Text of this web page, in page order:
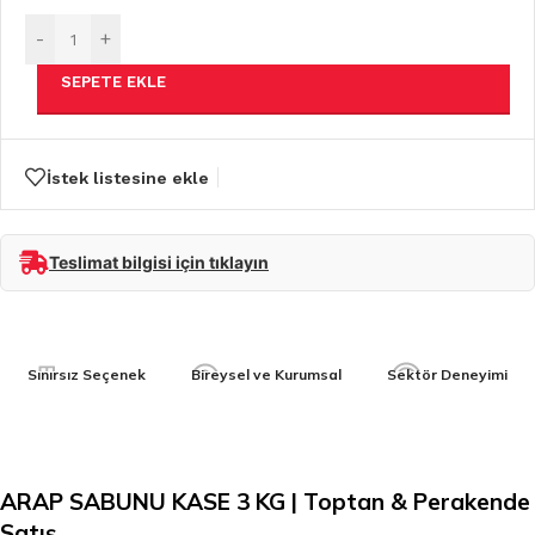
- +
SEPETE EKLE
İstek listesine ekle
Teslimat bilgisi için tıklayın
Sınırsız Seçenek Bireysel ve Kurumsal Sektör Deneyimi
ARAP SABUNU KASE 3 KG | Toptan & Perakende